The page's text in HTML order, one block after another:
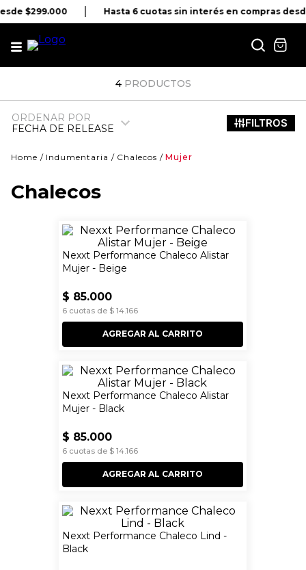
$299.000 Hasta 6 cuotas sin interés en compras
4 PRODUCTOS
ORDENAR POR
FECHA DE RELEASE
Indumentaria Chalecos Mujer
Chalecos
Nexxt Performance Chaleco Alistar
Mujer - Beige
$ 85.000
6cuotas de $ 14.166
AGREGAR AL CARRITO
Nexxt Performance Chaleco Alistar
Mujer - Black
$ 85.000
6cuotas de $ 14.166
AGREGAR AL CARRITO
Nexxt Performance Chaleco Lind -
Black